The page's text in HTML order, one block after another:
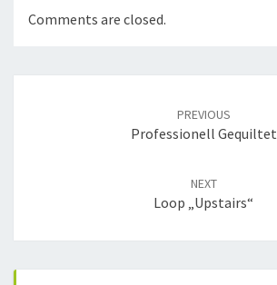
Comments are closed.
PREVIOUS
Professionell Gequiltet
NEXT
Loop „Upstairs“